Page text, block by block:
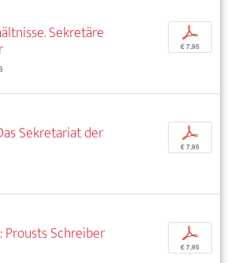
Sekretäre
p
€ 7,95
Sekretariat der
p
€ 7,95
Prousts Schreiber
p
€ 7,95